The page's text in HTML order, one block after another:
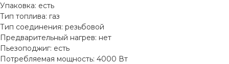
Упаковка: есть
Тип топлива: газ
Тип соединения: резьбовой
Предварительный нагрев: нет
Пьезоподжиг: есть
Потребляемая мощность: 4000 Вт